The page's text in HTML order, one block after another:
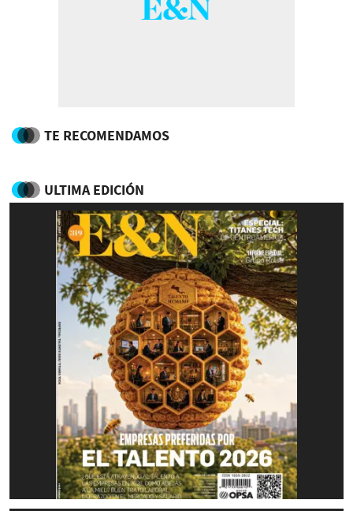
TE RECOMENDAMOS
ULTIMA EDICIÓN